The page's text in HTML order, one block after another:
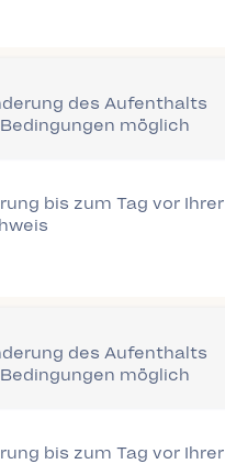
des Aufenthalts
möglich
bis zum Tag vor Ihrer
des Aufenthalts
möglich
bis zum Tag vor Ihrer